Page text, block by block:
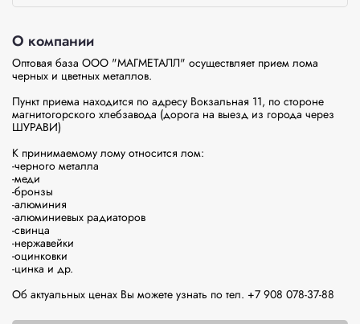
О компании
Оптовая база ООО "МАГМЕТАЛЛ" осуществляет прием лома
черных и цветных металлов.
Пункт приема находится по адресу Вокзальная 11, по стороне
магнитогорского хлебзавода (дорога на выезд из города через
ШУРАВИ)
К принимаемому лому относится лом:
-черного металла
-меди
-бронзы
-алюминия
-алюминиевых радиаторов
-свинца
-нержавейки
-оцинковки
-цинка и др.